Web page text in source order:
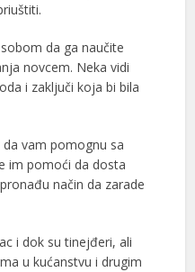
da ga naučite
novcem. Neka vidi
i zaključi koja bi bila
vam pomognu sa
im pomoći da dosta
način da zarade
i dok su tinejđeri, ali
u kućanstvu i drugim